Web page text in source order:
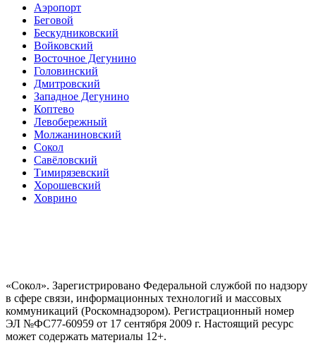
Аэропорт
Беговой
Бескудниковский
Войковский
Восточное Дегунино
Головинский
Дмитровский
Западное Дегунино
Коптево
Левобережный
Молжаниновский
Сокол
Савёловский
Тимирязевский
Хорошевский
Ховрино
«Сокол». Зарегистрировано Федеральной службой по надзору
в сфере связи, информационных технологий и массовых
коммуникаций (Роскомнадзором). Регистрационный номер
ЭЛ №ФС77-60959 от 17 сентября 2009 г. Настоящий ресурс
может содержать материалы 12+.